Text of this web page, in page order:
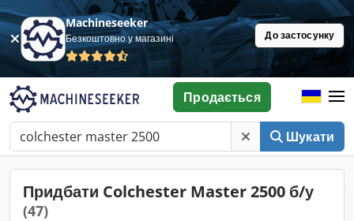
Machineseeker
Безкоштовно у магазині До застосунку
Шукати
Продається
Придбати Colchester Master 2500 б/у
(47)